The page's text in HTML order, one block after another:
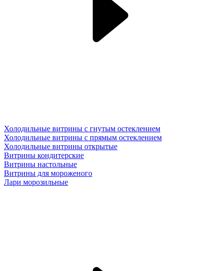
Холодильные витрины с гнутым остеклением
Холодильные витрины с прямым остеклением
Холодильные витрины открытые
Витрины кондитерские
Витрины настольные
Витрины для мороженого
Лари морозильные